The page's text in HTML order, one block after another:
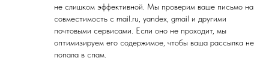
не слишком эффективной. Мы проверим ваше письмо на
совместимость с mail.ru, yandex, gmail и другими
почтовыми сервисами. Если оно не проходит, мы
оптимизируем его содержимое, чтобы ваша рассылка не
попала в спам.